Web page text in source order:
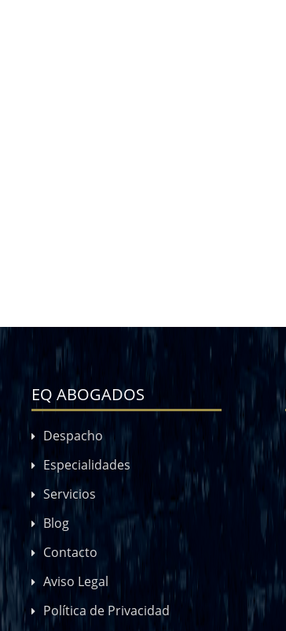
EQ ABOGADOS
Despacho
Especialidades
Servicios
Blog
Contacto
Aviso Legal
Política de Privacidad